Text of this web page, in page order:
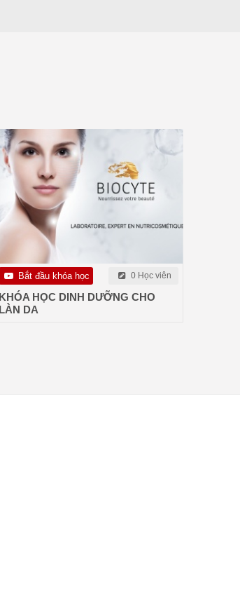
Bắt đầu khóa học 0 Học viên
KHÓA HỌC DINH DƯỠNG CHO
LÀN DA